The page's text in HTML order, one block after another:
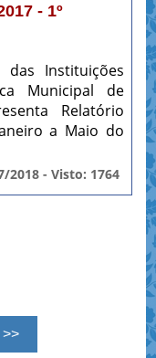
- 1º
das Instituições
Municipal de
Relatório
a Maio do
2018 - Visto: 1764